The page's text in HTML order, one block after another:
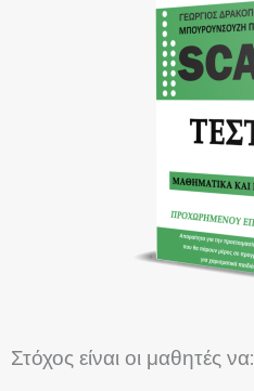
Στόχος είναι οι μαθητές να: